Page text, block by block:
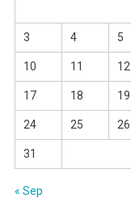
3 4 5
10 11 12
17 18 19
24 25 26
31
« Sep